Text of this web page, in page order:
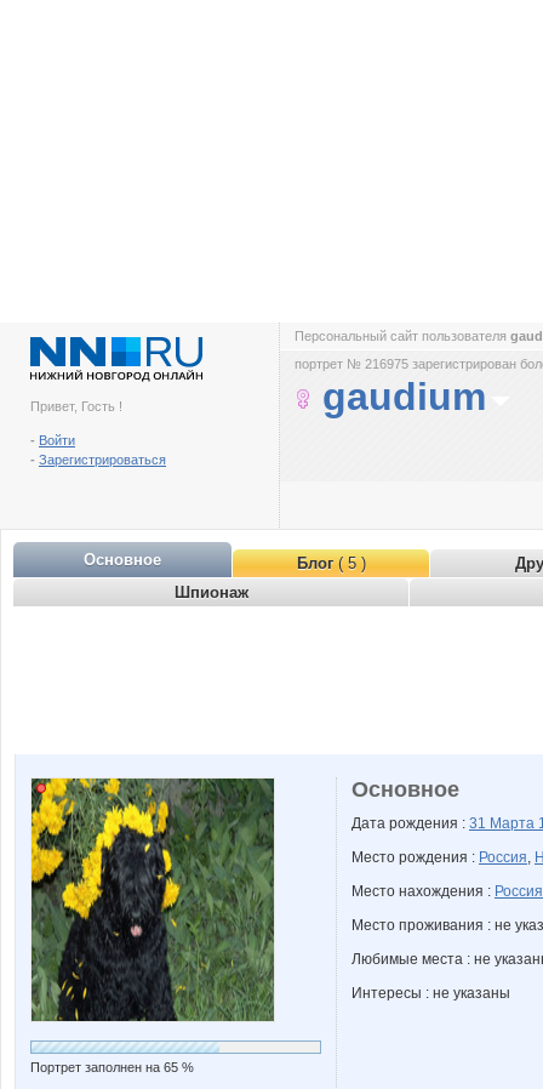
Привет, Гость !
- Войти
- Зарегистрироваться
Персональный сайт пользователя
портрет № 216975 зарегистрирован
gaudium
Основное Блог( 5 )
Шпионаж
Портрет заполнен на 65 %
Основное
Дата рождения : 31 Марта
Место рождения : Россия,
Место нахождения : Россия
Место проживания : не
Любимые места : не
Интересы : не указаны